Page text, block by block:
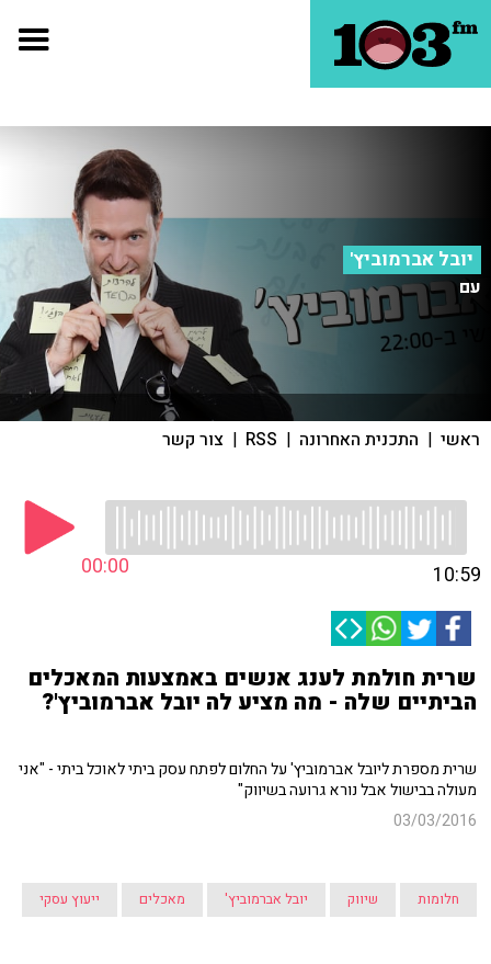
יובל אברמוביץ'
עם
ראשי | התכנית האחרונה |
RSS
| צור קשר
00:00 10:59
שרית חולמת לענג אנשים באמצעות המאכלים
הביתיים שלה - מה מציע לה יובל אברמוביץ'?
שרית מספרת ליובל אברמוביץ' על החלום לפתח עסק ביתי לאוכל ביתי - "אני
מעולה בבישול אבל נורא גרועה בשיווק"
03/03/2016
חלומות שיווק יובל אברמוביץ' מאכלים ייעוץ עסקי